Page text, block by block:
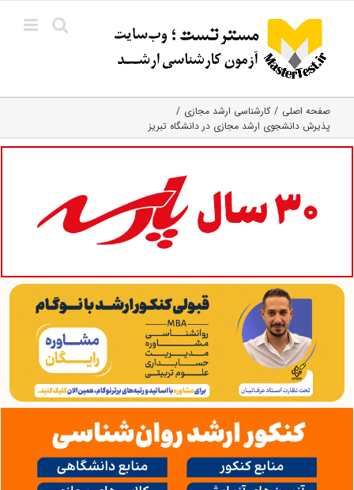
content
صفحه اصلی
کارشناسی ارشد مجازی
پذیرش دانشجوی ارشد مجازی در دانشگاه تبریز